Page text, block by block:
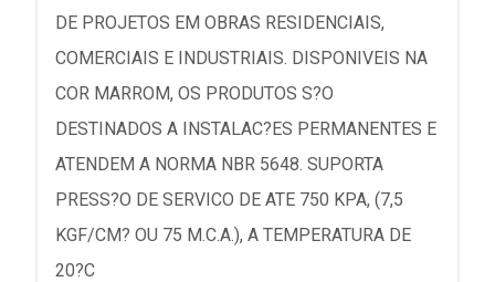
DE PROJETOS EM OBRAS RESIDENCIAIS,
COMERCIAIS E INDUSTRIAIS. DISPONIVEIS NA
COR MARROM, OS PRODUTOS S?O
DESTINADOS A INSTALAC?ES PERMANENTES E
ATENDEM A NORMA NBR 5648. SUPORTA
PRESS?O DE SERVICO DE ATE 750 KPA, (7,5
KGF/CM? OU 75 M.C.A.), A TEMPERATURA DE
20?C